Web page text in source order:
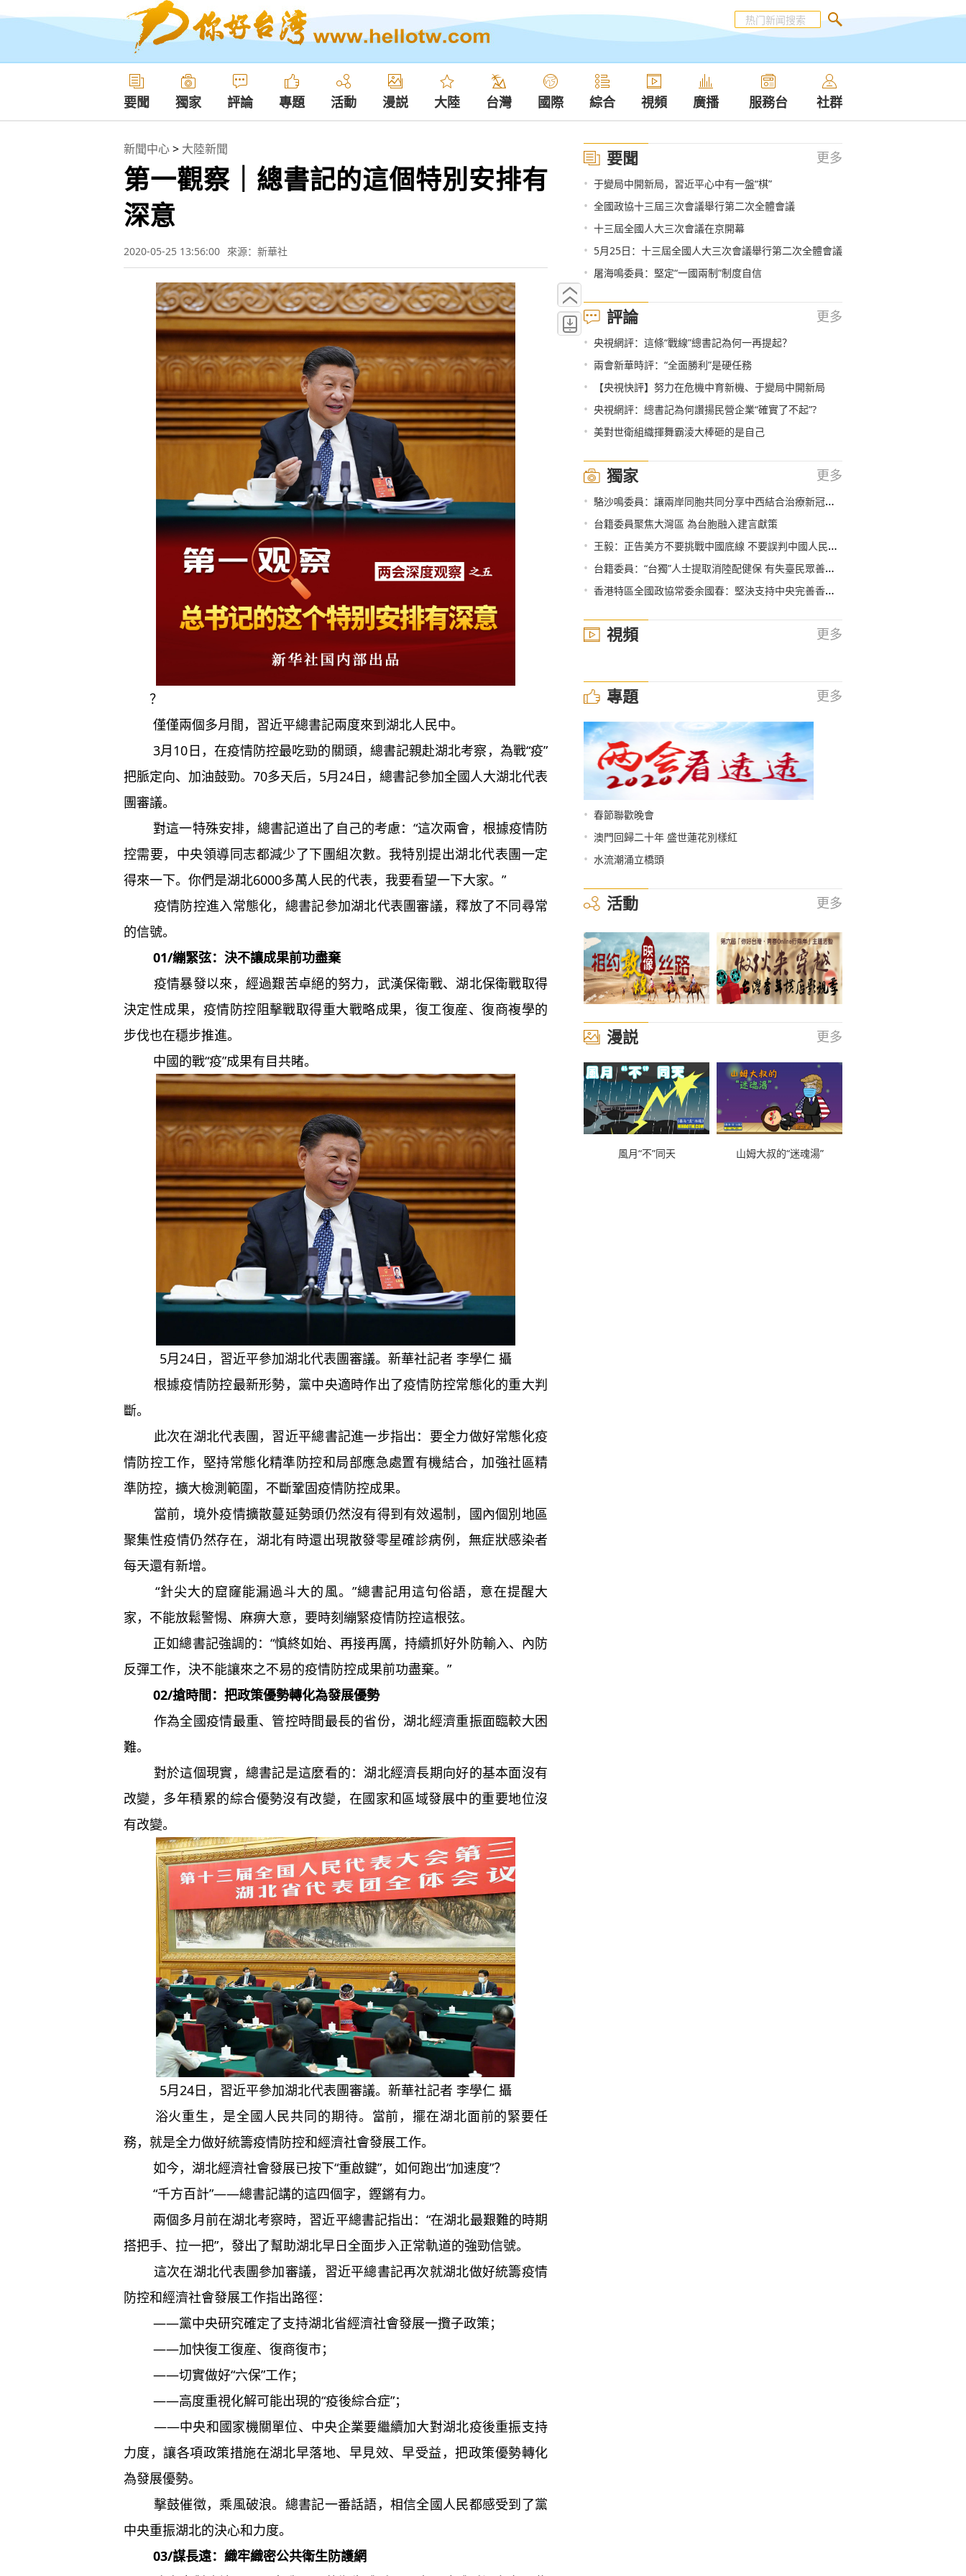
要聞 獨家 評論 專題 活動 漫説 大陸 台灣 國際 綜合 視頻 廣播 服務台 社群
新聞中心> 大陸新聞
第一觀察｜總書記的這個特別安排有
深意
2020-05-25 13:56:00 來源：新華社
？
僅僅兩個多月間，習近平總書記兩度來到湖北人民中。
3月10日，在疫情防控最吃勁的關頭，總書記親赴湖北考察，為戰“疫”
把脈定向、加油鼓勁。70多天后，5月24日，總書記參加全國人大湖北代表
團審議。
對這一特殊安排，總書記道出了自己的考慮：“這次兩會，根據疫情防
控需要，中央領導同志都減少了下團組次數。我特別提出湖北代表團一定
得來一下。你們是湖北6000多萬人民的代表，我要看望一下大家。”
疫情防控進入常態化，總書記參加湖北代表團審議，釋放了不同尋常
的信號。
01/繃緊弦：決不讓成果前功盡棄
疫情暴發以來，經過艱苦卓絕的努力，武漢保衛戰、湖北保衛戰取得
決定性成果，疫情防控阻擊戰取得重大戰略成果，復工復産、復商複學的
步伐也在穩步推進。
中國的戰“疫”成果有目共睹。
5月24日，習近平參加湖北代表團審議。新華社記者 李學仁 攝
根據疫情防控最新形勢，黨中央適時作出了疫情防控常態化的重大判
斷。
此次在湖北代表團，習近平總書記進一步指出：要全力做好常態化疫
情防控工作，堅持常態化精準防控和局部應急處置有機結合，加強社區精
準防控，擴大檢測範圍，不斷鞏固疫情防控成果。
當前，境外疫情擴散蔓延勢頭仍然沒有得到有效遏制，國內個別地區
聚集性疫情仍然存在，湖北有時還出現散發零星確診病例，無症狀感染者
每天還有新增。
“針尖大的窟窿能漏過斗大的風。”總書記用這句俗語，意在提醒大
家，不能放鬆警惕、麻痹大意，要時刻繃緊疫情防控這根弦。
正如總書記強調的：“慎終如始、再接再厲，持續抓好外防輸入、內防
反彈工作，決不能讓來之不易的疫情防控成果前功盡棄。”
02/搶時間：把政策優勢轉化為發展優勢
作為全國疫情最重、管控時間最長的省份，湖北經濟重振面臨較大困
難。
對於這個現實，總書記是這麼看的：湖北經濟長期向好的基本面沒有
改變，多年積累的綜合優勢沒有改變，在國家和區域發展中的重要地位沒
有改變。
5月24日，習近平參加湖北代表團審議。新華社記者 李學仁 攝
浴火重生，是全國人民共同的期待。當前，擺在湖北面前的緊要任
務，就是全力做好統籌疫情防控和經濟社會發展工作。
如今，湖北經濟社會發展已按下“重啟鍵”，如何跑出“加速度”？
“千方百計”——總書記講的這四個字，鏗鏘有力。
兩個多月前在湖北考察時，習近平總書記指出：“在湖北最艱難的時期
搭把手、拉一把”，發出了幫助湖北早日全面步入正常軌道的強勁信號。
這次在湖北代表團參加審議，習近平總書記再次就湖北做好統籌疫情
防控和經濟社會發展工作指出路徑：
——黨中央研究確定了支持湖北省經濟社會發展一攬子政策；
——加快復工復産、復商復市；
——切實做好“六保”工作；
——高度重視化解可能出現的“疫後綜合症”；
——中央和國家機關單位、中央企業要繼續加大對湖北疫後重振支持
力度，讓各項政策措施在湖北早落地、早見效、早受益，把政策優勢轉化
為發展優勢。
擊鼓催徵，乘風破浪。總書記一番話語，相信全國人民都感受到了黨
中央重振湖北的決心和力度。
03/謀長遠：織牢織密公共衛生防護網
要聞 更多
• 于變局中開新局，習近平心中有一盤“棋”
• 全國政協十三屆三次會議舉行第二次全體會議
• 十三屆全國人大三次會議在京開幕
• 5月25日：十三屆全國人大三次會議舉行第二次全體會議
• 屠海鳴委員：堅定“一國兩制”制度自信
評論 更多
• 央視網評：這條“戰線”總書記為何一再提起？
• 兩會新華時評：“全面勝利”是硬任務
• 【央視快評】努力在危機中育新機、于變局中開新局
• 央視網評：總書記為何讚揚民營企業“確實了不起”?
• 美對世衛組織揮舞霸淩大棒砸的是自己
獨家 更多
• 駱沙鳴委員：讓兩岸同胞共同分享中西結合治療新冠肺炎的經驗
• 台籍委員聚焦大灣區 為台胞融入建言獻策
• 王毅：正告美方不要挑戰中國底線 不要誤判中國人民捍衛國家統一的堅定決心
• 台籍委員：“台獨”人士提取消陸配健保 有失臺民眾善良本性
• 香港特區全國政協常委余國春：堅決支持中央完善香港國家安全立法
視頻 更多
專題 更多
• 春節聯歡晚會
• 澳門回歸二十年 盛世蓮花別樣紅
• 水流潮涌立橋頭
活動 更多
漫説 更多
風月“不”同天 山姆大叔的“迷魂湯”